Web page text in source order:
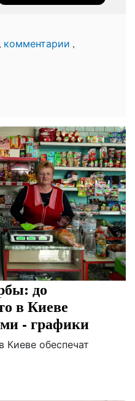
, комментарии ,
до
в Киеве
- графики
Киеве обеспечат